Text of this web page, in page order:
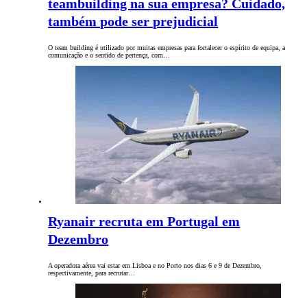
teambuilding na sua empresa? Cuidado,
também pode ser prejudicial
O team building é utilizado por muitas empresas para fortalecer o espírito de equipa, a
comunicação e o sentido de pertença, com…
Ryanair recruta em Portugal em
Dezembro
A operadora aérea vai estar em Lisboa e no Porto nos dias 6 e 9 de Dezembro,
respectivamente, para recrutar…